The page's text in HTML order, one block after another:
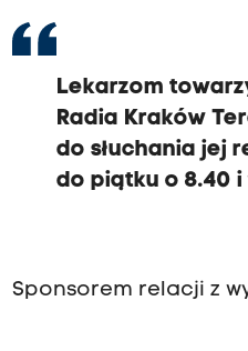
Lekarzom
Radia Kraków
do słuchania jej
do piątku o 8.40 i
Sponsorem relacji z